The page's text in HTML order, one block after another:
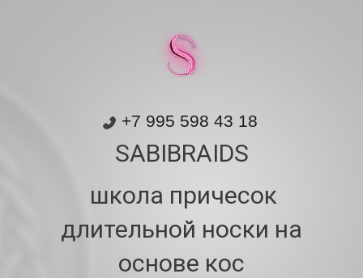
+7 995 598 43 18
SABIBRAIDS
школа причесок
длительной носки на
основе кос